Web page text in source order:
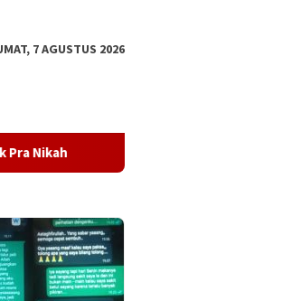
7 AGUSTUS 2026
Kunjungi Desa Mire, Gubernur Sulteng